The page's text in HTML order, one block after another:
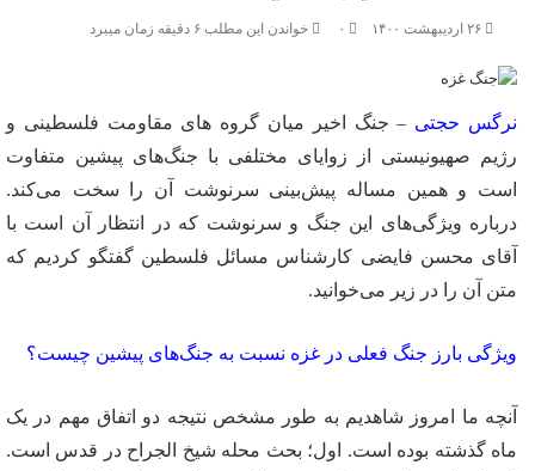
۲۶ اردیبهشت ۱۴۰۰ ۰ خواندن این مطلب ۶ دقیقه زمان میبرد
نرگس حجتی – جنگ اخیر میان گروه های مقاومت فلسطینی و
رژیم صهیونیستی از زوایای مختلفی با جنگ‌های پیشین متفاوت
است و همین مساله پیش‌بینی سرنوشت آن را سخت می‌کند.
درباره ویژگی‌های این جنگ و سرنوشت که در انتظار آن است با
آقای محسن فایضی کارشناس مسائل فلسطین گفتگو کردیم که
متن آن را در زیر می‌خوانید.
ویژگی‌ بارز جنگ فعلی در غزه نسبت به جنگ‌های پیشین چیست؟
آنچه ما امروز شاهدیم به طور مشخص نتیجه دو اتفاق مهم در یک
ماه گذشته بوده است. اول؛ بحث محله شیخ الجراح در قدس است.